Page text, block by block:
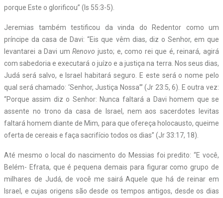
porque Este o glorificou” (Is 55:3-5).
Jeremias também testificou da vinda do Redentor como um
príncipe da casa de Davi: “Eis que vêm dias, diz o Senhor, em que
levantarei a Davi umRenovo justo; e, como rei que é, reinará, agirá
com sabedoria e executará o juízo e a justiça na terra. Nos seus dias,
Judá será salvo, e Israel habitará seguro. E este será o nome pelo
qual será chamado: ‘Senhor, Justiça Nossa’” (Jr 23:5, 6). E outra vez:
“Porque assim diz o Senhor: Nunca faltará a Davi homem que se
assente no trono da casa de Israel, nem aos sacerdotes levitas
faltará homem diante de Mim, para que ofereça holocausto, queime
oferta de cereais e faça sacrifício todos os dias” (Jr 33:17, 18).
Até mesmo o local do nascimento do Messias foi predito: “E você,
Belém- Efrata, que é pequena demais para figurar como grupo de
milhares de Judá, de você me sairá Aquele que há de reinar em
Israel, e cujas origens são desde os tempos antigos, desde os dias